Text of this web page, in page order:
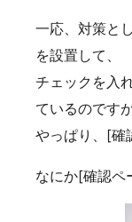
一応、対策と
を設置して、
チェックを入
ているのですが
やっぱり、[確
なにか[確認ペ